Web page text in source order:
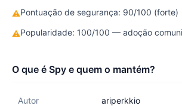
⚠Pontuação de segurança: 90/100 (forte)
⚠Popularidade: 100/100 — adoção
O que é Spy e quem o mantém?
Autor ariperkkio